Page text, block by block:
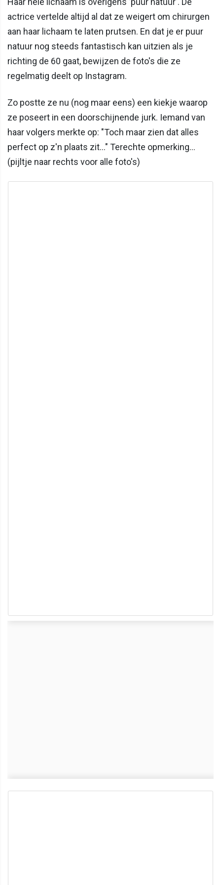
actrice vertelde altijd al dat ze weigert om chirurgen
aan haar lichaam te laten prutsen. En dat je er puur
natuur nog steeds fantastisch kan uitzien als je
richting de 60 gaat, bewijzen de foto's die ze
regelmatig deelt op Instagram.
Zo postte ze nu (nog maar eens) een kiekje waarop
ze poseert in een doorschijnende jurk. Iemand van
haar volgers merkte op: "Toch maar zien dat alles
perfect op z'n plaats zit..." Terechte opmerking...
(pijltje naar rechts voor alle foto's)